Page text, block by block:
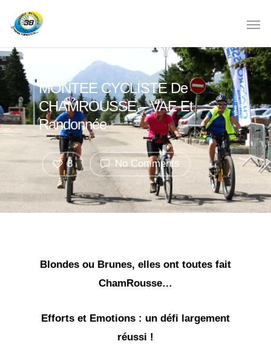
MONTEE CYCLISTE De
CHAMROUSSE – VAE Et
Randonnée
No Comments
8
Blondes ou Brunes, elles ont toutes fait
ChamRousse…
Efforts et Emotions : un défi largement
réussi !